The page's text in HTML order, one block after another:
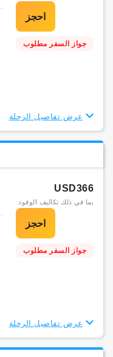
جواز السفر مطلوب
عرض تفاصيل الرحلة
USD366
بما في ذلك تكاليف الوقود
جواز السفر مطلوب
عرض تفاصيل الرحلة